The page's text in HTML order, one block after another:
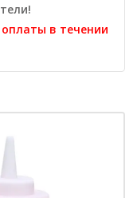
в течении